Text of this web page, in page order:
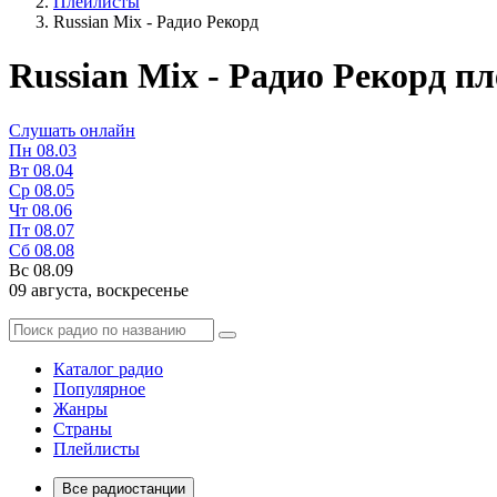
Russian Mix - Радио Рекорд
Russian Mix - Радио Рекорд
Слушать онлайн
Пн 08.03
Вт 08.04
Ср 08.05
Чт 08.06
Пт 08.07
Сб 08.08
Вс 08.09
09 августа, воскресенье
Каталог радио
Популярное
Жанры
Страны
Плейлисты
Все радиостанции